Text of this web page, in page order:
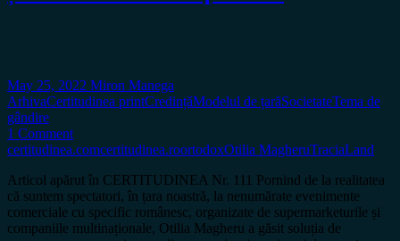
May 25, 2022 Miron Manega
ArhivaCertitudinea printCredințăModelul de țarăSocietateTema de
gândire
1 Comment
certitudinea.comcertitudinea.roortodoxOtilia MagheruTraciaLand
Articol apărut în CERTITUDINEA Nr. 111 Pornind de la realitatea
că suntem spectatori, în țara noastră, la nenumărate evenimente
comerciale cu specific românesc, organizate de supermarketurile și
companiile multinaționale, Otilia Magheru a găsit soluția de